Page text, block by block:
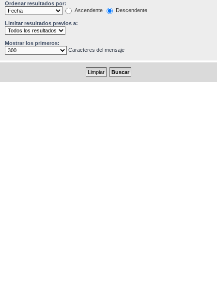
Ordenar resultados por:
Ascendente
Descendente
Limitar resultados previos a:
Mostrar los primeros:
Caracteres del mensaje